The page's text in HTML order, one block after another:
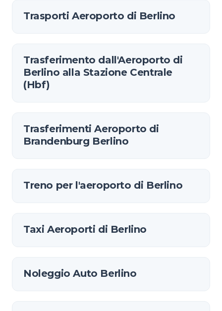
Trasporti Aeroporto di Berlino
Trasferimento dall'Aeroporto di
Berlino alla Stazione Centrale
(Hbf)
Trasferimenti Aeroporto di
Brandenburg Berlino
Treno per l'aeroporto di Berlino
Taxi Aeroporti di Berlino
Noleggio Auto Berlino